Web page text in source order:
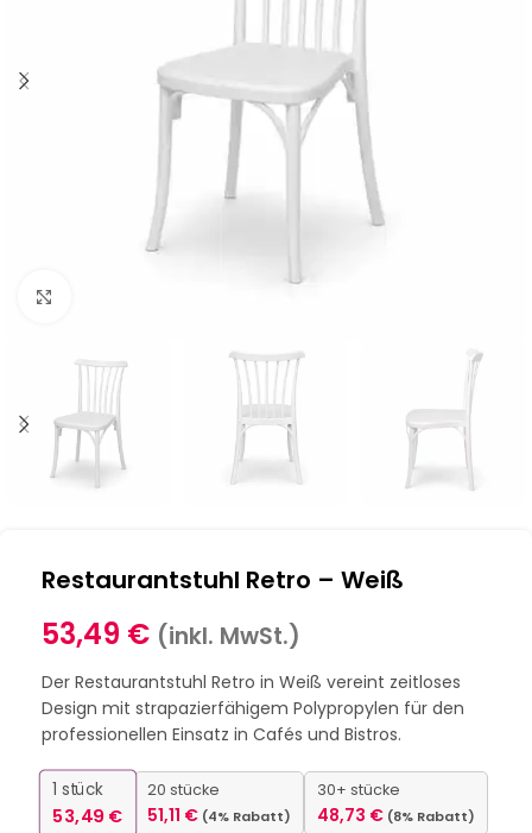
Restaurantstuhl Retro – Weiß
53,49 € (inkl. MwSt.)
Der Restaurantstuhl Retro in Weiß vereint zeitloses
Design mit strapazierfähigem Polypropylen für den
professionellen Einsatz in Cafés und Bistros.
1 stück
53,49€
20 stücke
51,11 € (4% Rabatt)
30+ stücke
48,73 € (8% Rabatt)